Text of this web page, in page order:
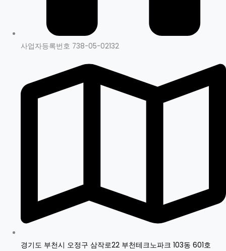
사업자등록번호 738-05-02132
경기도 부천시 오정구 삼작로22 부천테크노파크 103동 601호